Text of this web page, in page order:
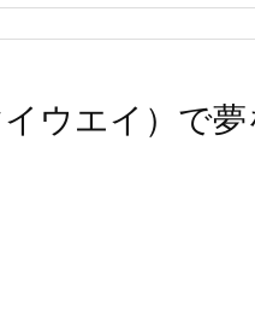
ウエイ）で